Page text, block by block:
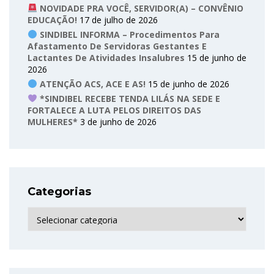
NOVIDADE PRA VOCÊ, SERVIDOR(A) – CONVÊNIO
EDUCAÇÃO! 17 de julho de 2026
SINDIBEL INFORMA – Procedimentos Para
Afastamento De Servidoras Gestantes E
Lactantes De Atividades Insalubres 15 de junho de
2026
ATENÇÃO ACS, ACE E AS! 15 de junho de 2026
*SINDIBEL RECEBE TENDA LILÁS NA SEDE E
FORTALECE A LUTA PELOS DIREITOS DAS
MULHERES* 3 de junho de 2026
Categorias
Categorias